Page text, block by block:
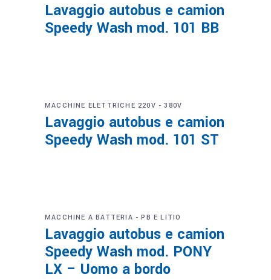
Lavaggio autobus e camion
Speedy Wash mod. 101 BB
MACCHINE ELETTRICHE 220V - 380V
Lavaggio autobus e camion
Speedy Wash mod. 101 ST
MACCHINE A BATTERIA - PB E LITIO
Lavaggio autobus e camion
Speedy Wash mod. PONY
LX – Uomo a bordo